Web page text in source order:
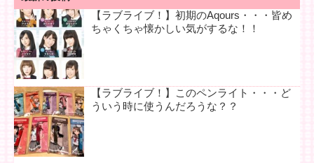
【ラブライブ！】初期のAqours・・・皆め
ちゃくちゃ懐かしい気がするな！！
【ラブライブ！】このペンライト・・・ど
ういう時に使うんだろうな？？